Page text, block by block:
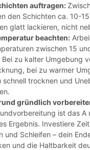
auftragen:
den Schichten ca. 10-
glatt lackieren, nicht
beachten:
zwischen 15
Bei zu kalter Umgebung
bei zu warmer
schnell trocknen und
gründlich
ist das A
Ergebnis. Investiere
und Schleifen – dein
und die Haltbarkeit